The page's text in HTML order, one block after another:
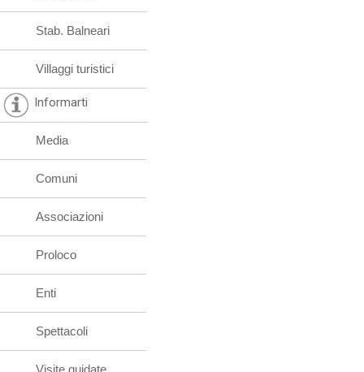
Stab. Balneari
Villaggi turistici
Informarti
Media
Comuni
Associazioni
Proloco
Enti
Spettacoli
Visite guidate